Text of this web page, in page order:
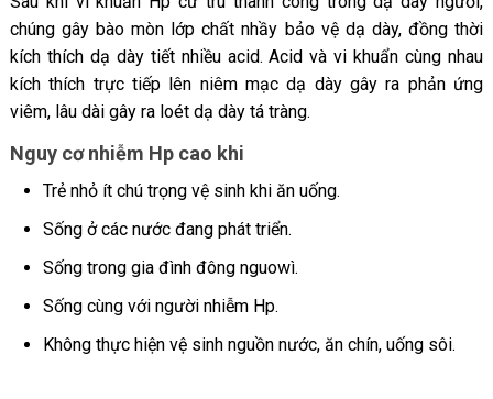
chúng gây bào mòn lớp chất nhầy bảo vệ dạ dày, đồng thời
kích thích dạ dày tiết nhiều acid. Acid và vi khuẩn cùng nhau
kích thích trực tiếp lên niêm mạc dạ dày gây ra phản ứng
viêm, lâu dài gây ra loét dạ dày tá tràng.
Nguy cơ nhiễm Hp cao khi
Trẻ nhỏ ít chú trọng vệ sinh khi ăn uống.
Sống ở các nước đang phát triển.
Sống trong gia đình đông nguowì.
Sống cùng với người nhiễm Hp.
Không thực hiện vệ sinh nguồn nước, ăn chín, uống sôi.